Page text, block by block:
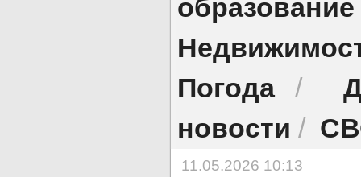
Погода/
новости /
11.05.2026 10:13